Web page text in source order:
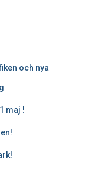
och nya
maj !